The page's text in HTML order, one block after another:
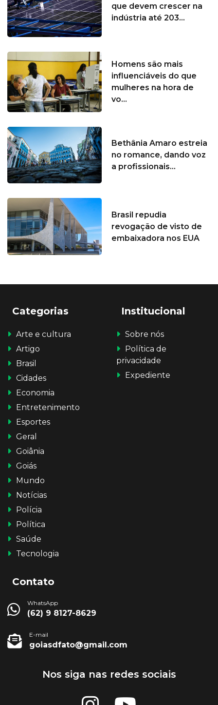
que devem crescer na
indústria até 203...
Homens são mais
influenciáveis do que
mulheres na hora de
vo...
Bethânia Amaro estreia
no romance, dando voz
a profissionais...
Brasil repudia
revogação de visto de
embaixadora nos EUA
Categorias
Arte e cultura
Artigo
Brasil
Cidades
Economia
Entretenimento
Esportes
Geral
Goiânia
Goiás
Mundo
Notícias
Polícia
Política
Saúde
Tecnologia
Institucional
Sobre nós
Política de
privacidade
Expediente
Contato
WhatsApp
(62) 9 8127-8629
E-mail
goiasdfato@gmail.com
Nos siga nas redes sociais